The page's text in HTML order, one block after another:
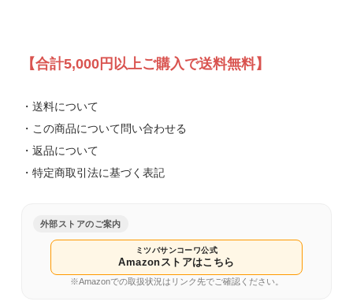
【合計5,000円以上ご購入で送料無料】
・送料について
・この商品について問い合わせる
・返品について
・特定商取引法に基づく表記
外部ストアのご案内
ミツバサンコーワ公式
Amazonストアはこちら
※Amazonでの取扱状況はリンク先でご確認ください。